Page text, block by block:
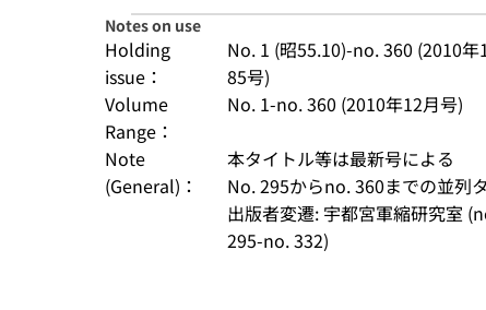
Notes on use
Holding
issue：
No. 1 (昭55.10)-no. 360 (2010
85号)
Volume
Range：
No. 1-no. 360 (2010年12月号)
Note
(General)：
本タイトル等は最新号による
No. 295からno. 360までの並列
出版者変遷: 宇都宮軍縮研究室
295-no. 332)